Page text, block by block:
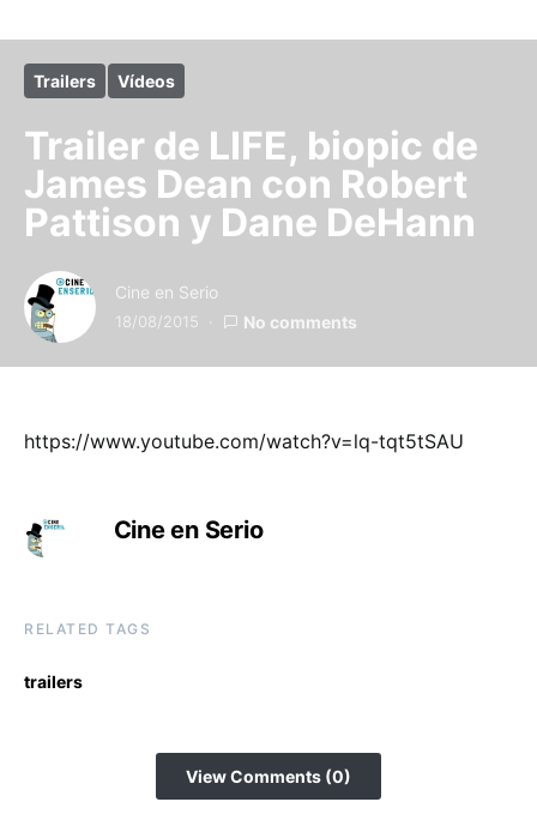
Trailers Vídeos
Trailer de LIFE, biopic de
James Dean con Robert
Pattison y Dane DeHann
Cine en Serio
18/08/2015 No comments
https://www.youtube.com/watch?v=lq-tqt5tSAU
Cine en Serio
RELATED TAGS
trailers
View Comments (0)